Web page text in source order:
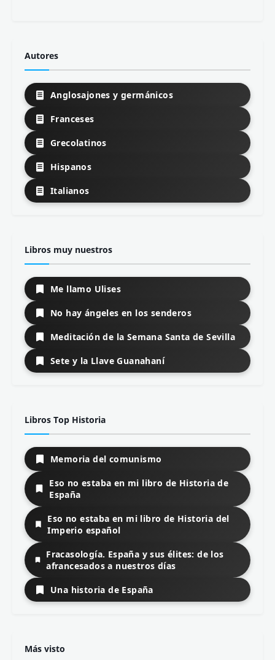
Autores
Anglosajones y germánicos
Franceses
Grecolatinos
Hispanos
Italianos
Libros muy nuestros
Me llamo Ulises
No hay ángeles en los senderos
Meditación de la Semana Santa de Sevilla
Sete y la Llave Guanahaní
Libros Top Historia
Memoria del comunismo
Eso no estaba en mi libro de Historia de
España
Eso no estaba en mi libro de Historia del
Imperio español
Fracasología. España y sus élites: de los
afrancesados a nuestros días
Una historia de España
Más visto